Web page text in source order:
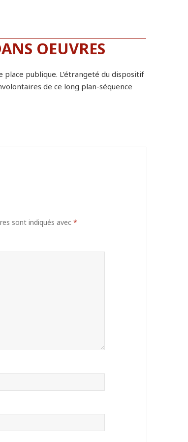
OEUVRES
publique. L’étrangeté du dispositif
de ce long plan-séquence
sont indiqués avec*